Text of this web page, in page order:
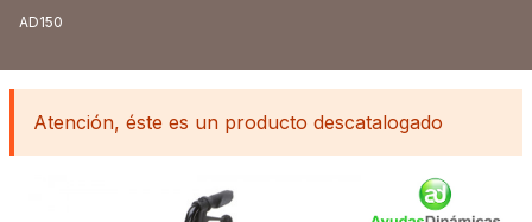
AD150
Atención, éste es un producto descatalogado